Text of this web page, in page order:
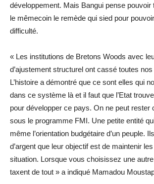
développement. Mais Bangui pense pouvoir
le mêmecoin le remède qui sied pour
difficulté.
« Les institutions de Bretons Woods avec
d’ajustement structurel ont cassé toutes
L’histoire a démontré que ce sont elles qui
dans ce système là et il faut que l’Etat
pour développer ce pays. On ne peut rester
sous le programme FMI. Une petite entité
même l’orientation budgétaire d’un peuple.
d’argent que leur objectif est de maintenir
situation. Lorsque vous choisissez une
taxent de tout » a indiqué Mamadou